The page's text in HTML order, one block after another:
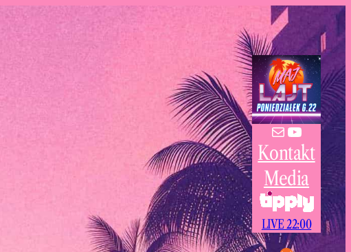
Mail YouTube
Kontakt
Media
LIVE 22:00